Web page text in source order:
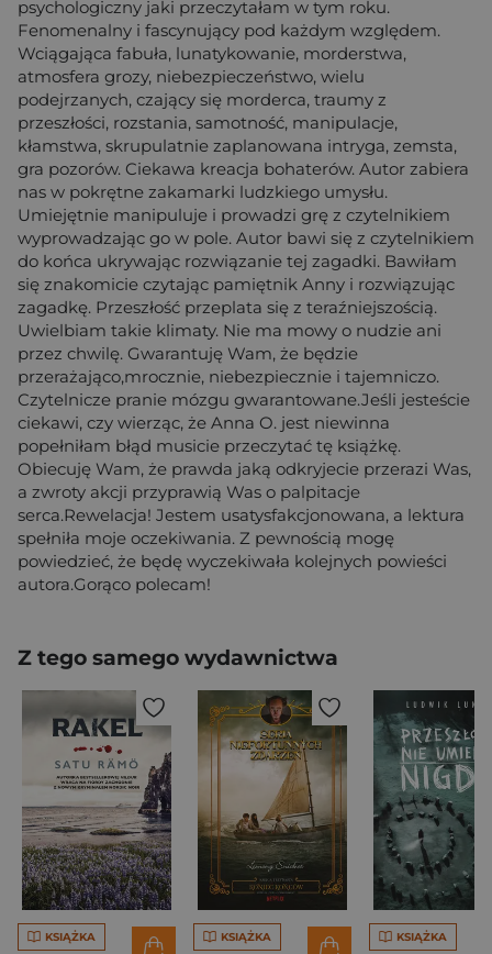
psychologiczny jaki przeczytałam w tym roku.
Fenomenalny i fascynujący pod każdym względem.
Wciągająca fabuła, lunatykowanie, morderstwa,
atmosfera grozy, niebezpieczeństwo, wielu
podejrzanych, czający się morderca, traumy z
przeszłości, rozstania, samotność, manipulacje,
kłamstwa, skrupulatnie zaplanowana intryga, zemsta,
gra pozorów. Ciekawa kreacja bohaterów. Autor zabiera
nas w pokrętne zakamarki ludzkiego umysłu.
Umiejętnie manipuluje i prowadzi grę z czytelnikiem
wyprowadzając go w pole. Autor bawi się z czytelnikiem
do końca ukrywając rozwiązanie tej zagadki. Bawiłam
się znakomicie czytając pamiętnik Anny i rozwiązując
zagadkę. Przeszłość przeplata się z teraźniejszością.
Uwielbiam takie klimaty. Nie ma mowy o nudzie ani
przez chwilę. Gwarantuję Wam, że będzie
przerażająco,mrocznie, niebezpiecznie i tajemniczo.
Czytelnicze pranie mózgu gwarantowane.Jeśli jesteście
ciekawi, czy wierząc, że Anna O. jest niewinna
popełniłam błąd musicie przeczytać tę książkę.
Obiecuję Wam, że prawda jaką odkryjecie przerazi Was,
a zwroty akcji przyprawią Was o palpitacje
serca.Rewelacja! Jestem usatysfakcjonowana, a lektura
spełniła moje oczekiwania. Z pewnością mogę
powiedzieć, że będę wyczekiwała kolejnych powieści
autora.Gorąco polecam!
Z tego samego wydawnictwa
KSIĄŻKA KSIĄŻKA KSIĄŻKA